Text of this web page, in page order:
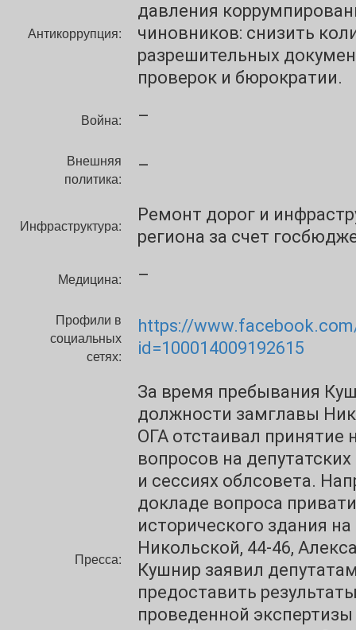
Антикоррупция:
давления
чиновников: снизить
разрешительных
проверок и бюрократии.
Война: –
Внешняя
политика:
–
Инфраструктура:
Ремонт дорог и
региона за счет
Медицина: –
Профили в
социальных
сетях:
https://
id=100014009192615
Пресса:
За время пребывания
должности замглавы
ОГА отстаивал принятие
вопросов на
и сессиях облсовета.
докладе вопроса
исторического здания на
Никольской, 44-46,
Кушнир заявил
предоставить
проведенной экспертизы